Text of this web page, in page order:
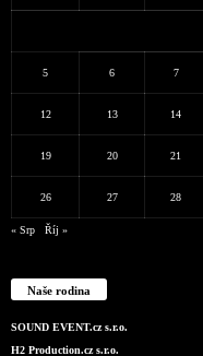
5 6 7
12 13 14
19 20 21
26 27 28
« Srp Říj »
Naše rodina
SOUND EVENT.cz s.r.o.
H2 Production.cz s.r.o.